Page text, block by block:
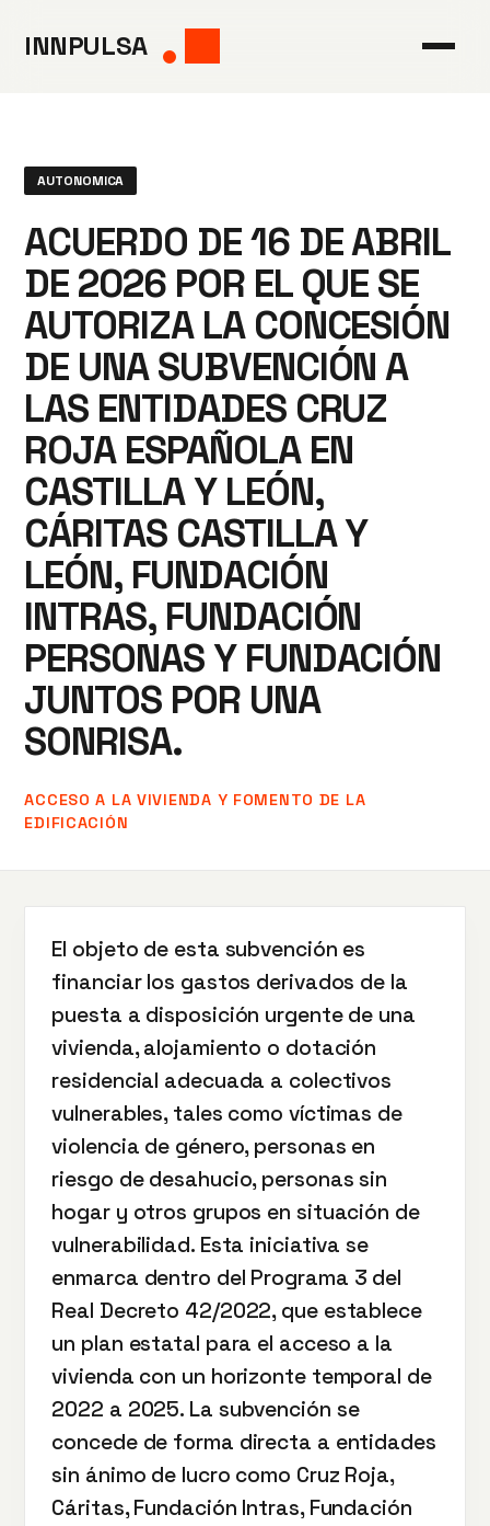
INNPULSA
AUTONOMICA
ACUERDO DE 16 DE ABRIL
DE 2026 POR EL QUE SE
AUTORIZA LA CONCESIÓN
DE UNA SUBVENCIÓN A
LAS ENTIDADES CRUZ
ROJA ESPAÑOLA EN
CASTILLA Y LEÓN,
CÁRITAS CASTILLA Y
LEÓN, FUNDACIÓN
INTRAS, FUNDACIÓN
PERSONAS Y FUNDACIÓN
JUNTOS POR UNA
SONRISA.
ACCESO A LA VIVIENDA Y FOMENTO DE LA
EDIFICACIÓN
El objeto de esta subvención es
financiar los gastos derivados de la
puesta a disposición urgente de una
vivienda, alojamiento o dotación
residencial adecuada a colectivos
vulnerables, tales como víctimas de
violencia de género, personas en
riesgo de desahucio, personas sin
hogar y otros grupos en situación de
vulnerabilidad. Esta iniciativa se
enmarca dentro del Programa 3 del
Real Decreto 42/2022, que establece
un plan estatal para el acceso a la
vivienda con un horizonte temporal de
2022 a 2025. La subvención se
concede de forma directa a entidades
sin ánimo de lucro como Cruz Roja,
Cáritas, Fundación Intras, Fundación